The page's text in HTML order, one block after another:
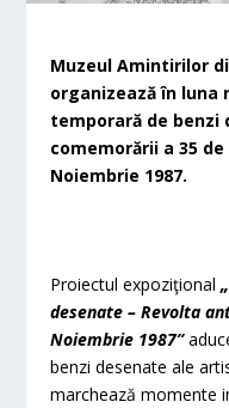
Muzeul Amintirilor
organizează în luna
temporară de benzi
comemorării a 35
Noiembrie 1987.
Proiectul expoziţional
desenate – Revolta
Noiembrie 1987”
benzi desenate ale
marchează momente